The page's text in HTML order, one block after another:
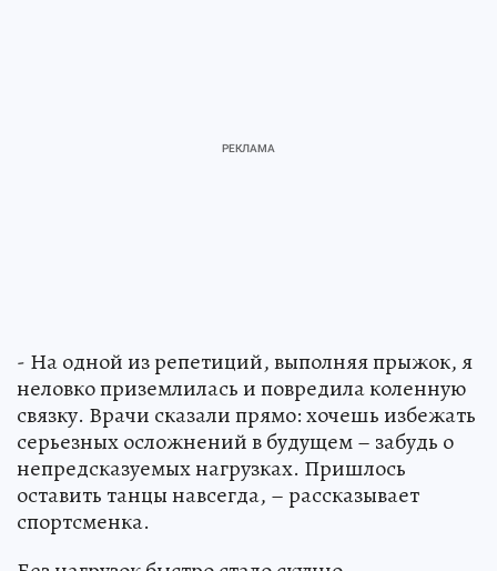
- На одной из репетиций, выполняя прыжок, я
неловко приземлилась и повредила коленную
связку. Врачи сказали прямо: хочешь избежать
серьезных осложнений в будущем – забудь о
непредсказуемых нагрузках. Пришлось
оставить танцы навсегда, – рассказывает
спортсменка.